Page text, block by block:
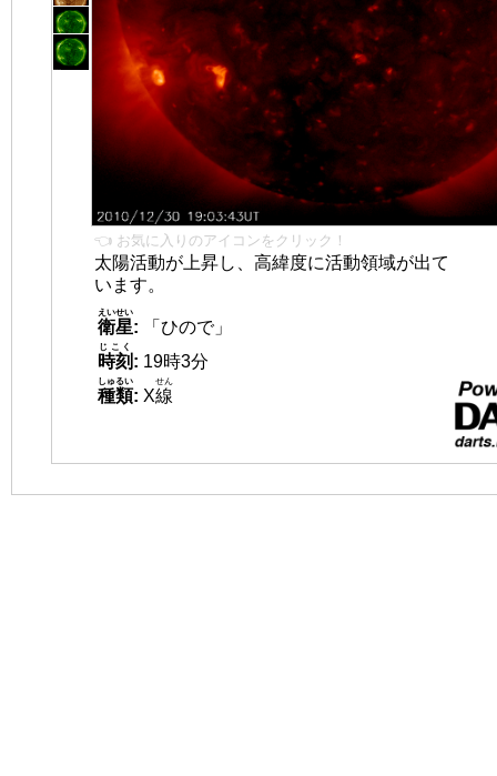
👈 お気に入りのアイコンをクリック！
太陽活動が上昇し、高緯度に活動領域が出て
います。
衛星
えいせい
:
「ひので」
時刻
じこく
: 19時3分
種類
しゅるい
: X線
せん